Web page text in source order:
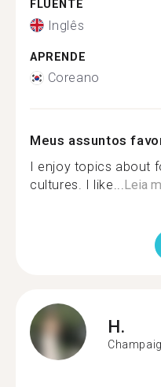
FLUENTE
Inglês
APRENDE
Coreano
Meus assuntos
I enjoy topics about
cultures. I like...Leia
H.